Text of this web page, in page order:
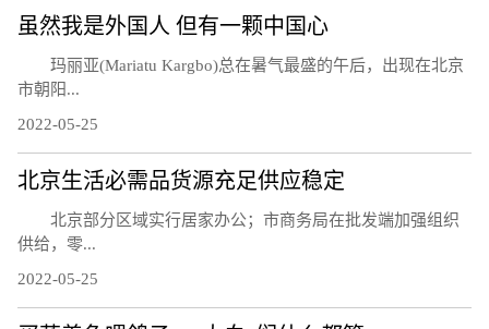
虽然我是外国人 但有一颗中国心
玛丽亚(Mariatu Kargbo)总在暑气最盛的午后，出现在北京
市朝阳...
2022-05-25
北京生活必需品货源充足供应稳定
北京部分区域实行居家办公；市商务局在批发端加强组织
供给，零...
2022-05-25